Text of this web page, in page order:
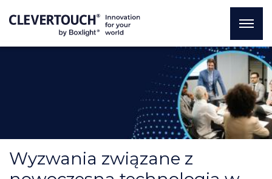
Wyzwania związane z